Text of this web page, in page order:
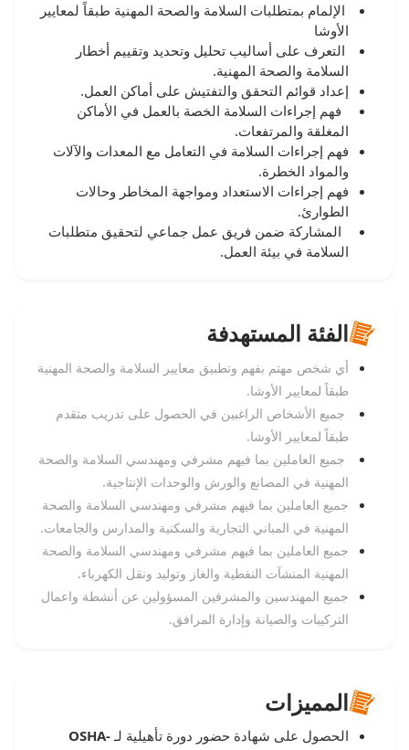
الإلمام بمتطلبات السلامة والصحة المهنية طبقاً لمعايير
الأوشا
التعرف على أساليب تحليل وتحديد وتقييم أخطار
السلامة والصحة المهنية.
إعداد قوائم التحقق والتفتيش على أماكن العمل.
فهم إجراءات السلامة الخصة بالعمل في الأماكن
المغلقة والمرتفعات.
فهم إجراءات السلامة في التعامل مع المعدات والآلات
والمواد الخطرة.
فهم إجراءات الاستعداد ومواجهة المخاطر وحالات
الطوارئ.
المشاركة ضمن فريق عمل جماعي لتحقيق متطلبات
السلامة في بيئة العمل.
الفئة المستهدفة
أي شخص مهتم بفهم وتطبيق معايير السلامة والصحة المهنية
طبقاً لمعايير الأوشا.
جميع الأشخاص الراغبين في الحصول على تدريب متقدم
طبقاً لمعايير الأوشا.
جميع العاملين بما فيهم مشرفي ومهندسي السلامة والصحة
المهنية في المصانع والورش والوحدات الإنتاجية.
جميع العاملين بما فيهم مشرفي ومهندسي السلامة والصحة
المهنية في المباني التجارية والسكنية والمدارس والجامعات.
جميع العاملين بما فيهم مشرفي ومهندسي السلامة والصحة
المهنية المنشآت النفطية والغاز وتوليد ونقل الكهرباء.
جميع المهندسين والمشرفين المسؤولين عن أنشطة واعمال
التركيبات والصيانة وإدارة المرافق.
المميزات
الحصول على شهادة حضور دورة تأهيلية لـOSHA-